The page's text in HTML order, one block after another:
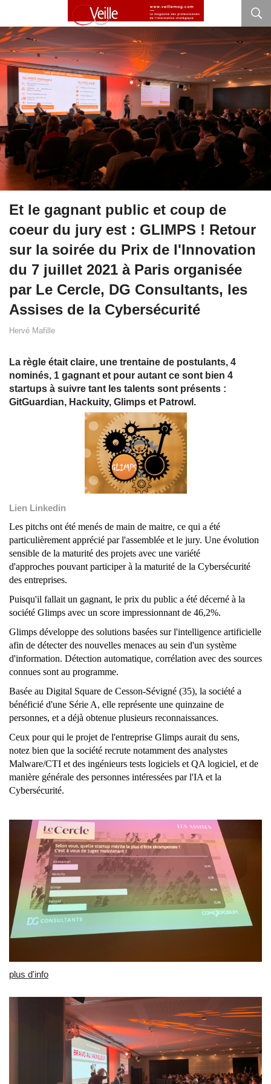
Et le gagnant public et coup de
coeur du jury est : GLIMPS ! Retour
sur la soirée du Prix de l'Innovation
du 7 juillet 2021 à Paris organisée
par Le Cercle, DG Consultants, les
Assises de la Cybersécurité
Hervé Mafille
La règle était claire, une trentaine de postulants, 4
nominés, 1 gagnant et pour autant ce sont bien 4
startups à suivre tant les talents sont présents :
GitGuardian, Hackuity, Glimps et Patrowl.
Lien Linkedin
Les pitchs ont été menés de main de maitre, ce qui a été
particulièrement apprécié par l'assemblée et le jury. Une évolution
sensible de la maturité des projets avec une variété
d'approches pouvant participer à la maturité de la Cybersécurité
des entreprises.
Puisqu'il fallait un gagnant, le prix du public a été décerné à la
société Glimps avec un score impressionnant de 46,2%.
Glimps développe des solutions basées sur l'intelligence artificielle
afin de détecter des nouvelles menaces au sein d'un système
d'information. Détection automatique, corrélation avec des sources
connues sont au programme.
Basée au Digital Square de Cesson-Sévigné (35), la société a
bénéficié d'une Série A, elle représente une quinzaine de
personnes, et a déjà obtenue plusieurs reconnaissances.
Ceux pour qui le projet de l'entreprise Glimps aurait du sens,
notez bien que la société recrute notamment des analystes
Malware/CTI et des ingénieurs tests logiciels et QA logiciel, et de
manière générale des personnes intéressées par l'IA et la
Cybersécurité.
plus d'info